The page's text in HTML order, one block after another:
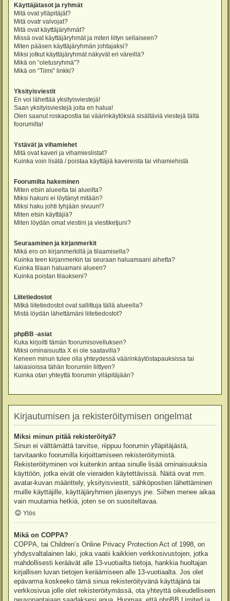
Käyttäjätasot ja ryhmät
Mitä ovat ylläpitäjät?
Mitä ovatr valvojat?
Mitä ovat käyttäjäryhmät?
Missä ovat käyttäjäryhmät ja miten liityn sellaiseen?
Miten pääsen käyttäjäryhmän johtajaksi?
Miksi jotkut käyttäjäryhmät näkyvät eri väreillä?
Mikä on “oletusryhmä”?
Mikä on “Tiimi” linkki?
Yksityisviestit
En voi lähettää yksityisviestejä!
Saan yksityisviestejä joita en halua!
Olen saanut roskapostia tai väärinkäytöksiä sisältäviä viestejä tältä
foorumilta!
Ystävät ja vihamiehet
Mitä ovat kaveri ja vihamieslistat?
Kuinka voin lisätä / poistaa käyttäjiä kavereista tai vihamiehistä
Foorumilta hakeminen
Miten etsin alueelta tai alueilta?
Miksi hakuni ei löytänyt mitään?
Miksi haku johti tyhjään sivuun!?
Miten etsin käyttäjiä?
Miten löydän omat viestini ja viestiketjuni?
Seuraaminen ja kirjanmerkit
Mikä ero on kirjanmerkillä ja tilaamisella?
Kuinka teen kirjanmerkin tai seuraan haluamaani aihetta?
Kuinka tilaan haluamani alueen?
Kuinka poistan tilaukseni?
Liitetiedostot
Mitkä liitetiedostot ovat sallittuja tällä alueella?
Mistä löydän lähettämäni liitetiedostot?
phpBB -asiat
Kuka kirjoitti tämän foorumisovelluksen?
Miksi ominaisuutta X ei ole saatavilla?
Keneen minun tulee olla yhteydessä väärinkäytöstapauksissa tai
lakiasioissa tähän foorumiin liittyen?
Kuinka otan yhteyttä foorumin ylläpitäjään?
Kirjautumisen ja rekisteröitymisen ongelmat
Miksi minun pitää rekisteröityä?
Sinun ei välttämättä tarvitse, riippuu foorumin ylläpitäjästä,
tarvitaanko foorumilla kirjoittamiseen rekisteröitymistä.
Rekisteröityminen voi kuitenkin antaa sinulle lisää ominaisuuksia
käyttöön, jotka eivät ole vieraiden käytettävissä. Näitä ovat mm.
avatar-kuvan määrittely, yksityisviestit, sähköpostien lähettäminen
muille käyttäjille, käyttäjäryhmien jäsenyys jne. Siihen menee aikaa
vain muutamia hetkiä, joten se on suositeltavaa.
Ylös
Mikä on COPPA?
COPPA, tai Children’s Online Privacy Protection Act of 1998, on
yhdysvaltalainen laki, joka vaatii kaikkien verkkosivustojen, jotka
mahdollisesti keräävät alle 13-vuotiailta tietoja, hankkia huoltajan
kirjallisen luvan tietojen keräämiseen alle 13-vuotiaalta. Jos olet
epävarma koskeeko tämä sinua rekisteröityvänä käyttäjänä tai
verkkosivua jolle olet rekisteröitymässä, ota yhteyttä oikeudelliseen